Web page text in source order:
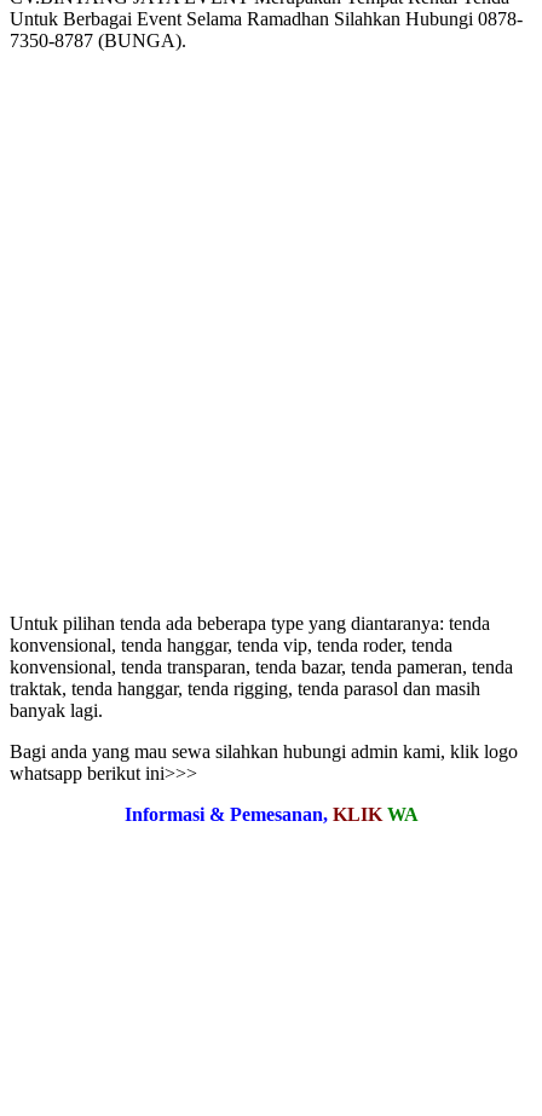
Untuk Berbagai Event Selama Ramadhan Silahkan Hubungi 0878-
7350-8787 (BUNGA).
Untuk pilihan tenda ada beberapa type yang diantaranya: tenda
konvensional, tenda hanggar, tenda vip, tenda roder, tenda
konvensional, tenda transparan, tenda bazar, tenda pameran, tenda
traktak, tenda hanggar, tenda rigging, tenda parasol dan masih
banyak lagi.
Bagi anda yang mau sewa silahkan hubungi admin kami, klik logo
whatsapp berikut ini>>>
Informasi & Pemesanan, KLIK WA